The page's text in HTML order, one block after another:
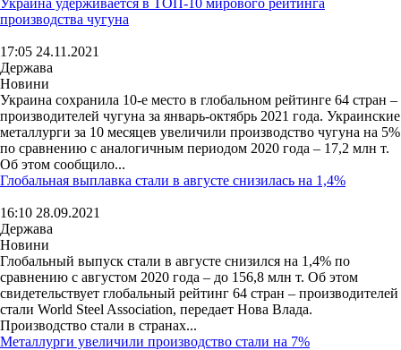
производства чугуна
17:05 24.11.2021
Держава
Новини
Украина сохранила 10-е место в глобальном рейтинге 64 стран –
производителей чугуна за январь-октябрь 2021 года. Украинские
металлурги за 10 месяцев увеличили производство чугуна на 5%
по сравнению с аналогичным периодом 2020 года – 17,2 млн т.
Об этом сообщило...
Глобальная выплавка стали в августе снизилась на 1,4%
16:10 28.09.2021
Держава
Новини
Глобальный выпуск стали в августе снизился на 1,4% по
сравнению с августом 2020 года – до 156,8 млн т. Об этом
свидетельствует глобальный рейтинг 64 стран – производителей
стали World Steel Association, передает Нова Влада.
Производство стали в странах...
Металлурги увеличили производство стали на 7%